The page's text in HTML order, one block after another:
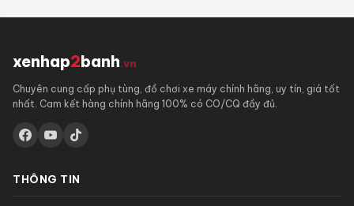
xenhap2banh.vn
Chuyên cung cấp phụ tùng, đồ chơi xe máy chính hãng, uy tín, giá tốt
nhất. Cam kết hàng chính hãng 100% có CO/CQ đầy đủ.
THÔNG TIN